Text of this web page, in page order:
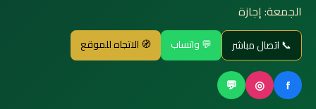
الجمعة: إجازة
📞 اتصال مباشر 💬 واتساب 🧭 الاتجاه للموقع
f
◎
💬